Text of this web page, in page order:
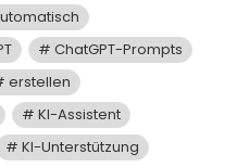
ChatGPT-Prompts
erstellen
KI-Assistent
KI-Unterstützung